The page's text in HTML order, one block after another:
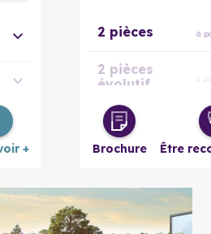
+
2 pièces à
2 pièces
évolutif
à
3 pièces à
Brochure Être